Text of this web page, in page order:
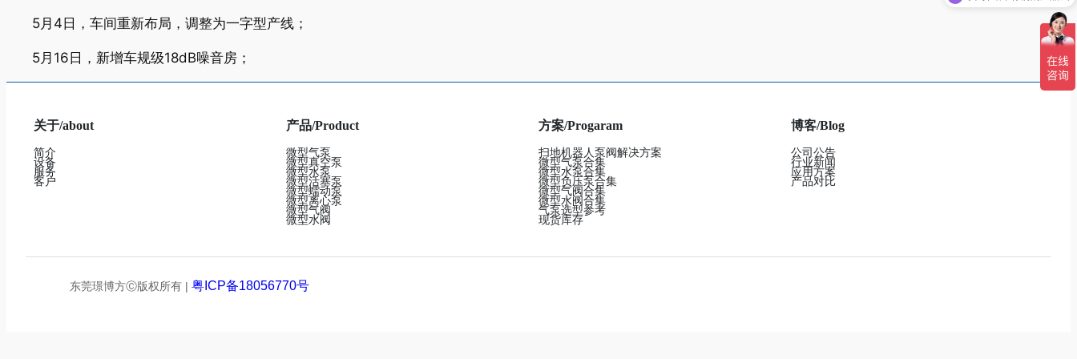
5月4日，车间重新布局，调整为一字型产线；
5月16日，新增车规级18dB噪音房；
关于/about
简介
设备
服务
客户
产品/Product
微型气泵
微型真空泵
微型水泵
微型活塞泵
微型蠕动泵
微型离心泵
微型气阀
微型水阀
方案/Progaram
扫地机器人泵阀解决方案
微型气泵合集
微型水泵合集
微型负压泵合集
微型气阀合集
微型水阀合集
气泵选型参考
现货库存
博客/Blog
公司公告
行业新闻
应用方案
产品对比
东莞璟博方Ⓒ版权所有 | 粤ICP备18056770号